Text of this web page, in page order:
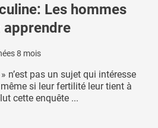
Les hommes
apprendre
8 mois
n’est pas un sujet qui intéresse
si leur fertilité leur tient à
cette enquête ...